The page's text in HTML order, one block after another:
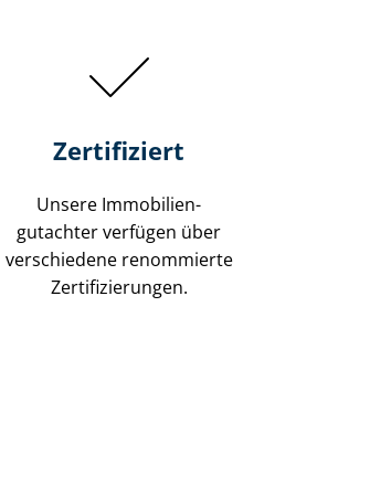
Zertifiziert
Unsere Immobilien­
gutachter verfügen über
verschiedene renommierte
Zer­ti­fi­zie­run­gen.